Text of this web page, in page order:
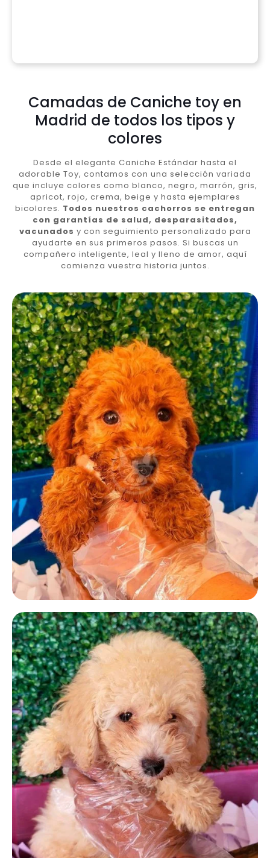
Camadas de Caniche toy en
Madrid de todos los tipos y
colores
Desde el elegante Caniche Estándar hasta el
adorable Toy, contamos con una selección variada
que incluye colores como blanco, negro, marrón, gris,
apricot, rojo, crema, beige y hasta ejemplares
bicolores. Todos nuestros cachorros se entregan
con garantías de salud, desparasitados,
vacunados y con seguimiento personalizado para
ayudarte en sus primeros pasos. Si buscas un
compañero inteligente, leal y lleno de amor, aquí
comienza vuestra historia juntos.